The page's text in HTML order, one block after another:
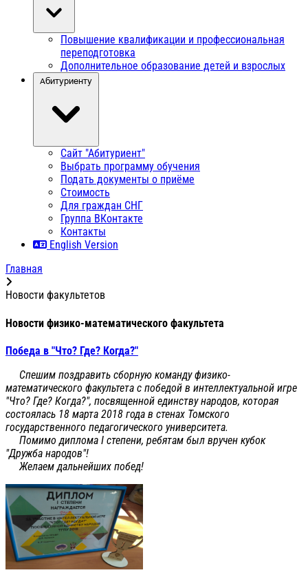
Повышение квалификации и профессиональная
переподготовка
Дополнительное образование детей и взрослых
Абитуриенту
Сайт "Абитуриент"
Выбрать программу обучения
Подать документы о приёме
Стоимость
Для граждан СНГ
Группа ВКонтакте
Контакты
English Version
Главная
Новости факультетов
Новости физико-математического факультета
Победа в "Что? Где? Когда?"
Спешим поздравить сборную команду физико-
математического факультета с победой в интеллектуальной игре
"Что? Где? Когда?", посвященной единству народов, которая
состоялась 18 марта 2018 года в стенах Томского
государственного педагогического университета.
Помимо диплома I степени, ребятам был вручен кубок
"Дружба народов"!
Желаем дальнейших побед!